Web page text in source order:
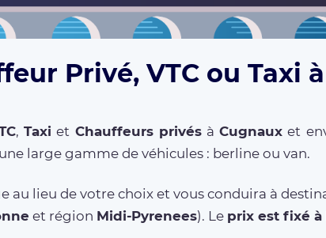
Privé, VTC ou Taxi
,Taxi et Chauffeurs privésàCugnaux et
large gamme de véhicules : berline ou van.
au lieu de votre choix et vous conduira à
et région Midi-Pyrenees). Le prix est fixé à